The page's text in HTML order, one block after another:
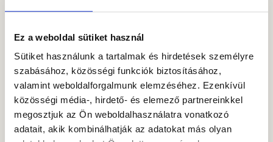
Ez a weboldal sütiket használ
Sütiket használunk a tartalmak és hirdetések személyre
szabásához, közösségi funkciók biztosításához,
valamint weboldalforgalmunk elemzéséhez. Ezenkívül
közösségi média-, hirdető- és elemező partnereinkkel
megosztjuk az Ön weboldalhasználatra vonatkozó
adatait, akik kombinálhatják az adatokat más olyan
Kövessen minket!
A SZERZŐRŐL